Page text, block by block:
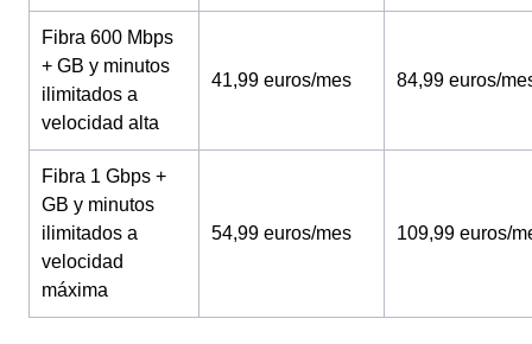
Fibra 600 Mbps
+ GB y minutos
ilimitados a
velocidad alta
41,99 euros/mes 84,99 euros/
Fibra 1 Gbps +
GB y minutos
ilimitados a
velocidad
máxima
54,99 euros/mes 109,99 euros/